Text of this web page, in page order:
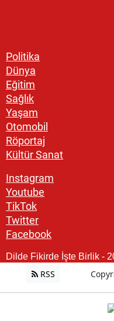
Politika
Dünya
Eğitim
Sağlık
Yaşam
Otomobil
Röportaj
Kültür Sanat
Instagram
Youtube
TikTok
Twitter
Facebook
Dilde Fikirde İşte Birlik -
RSS